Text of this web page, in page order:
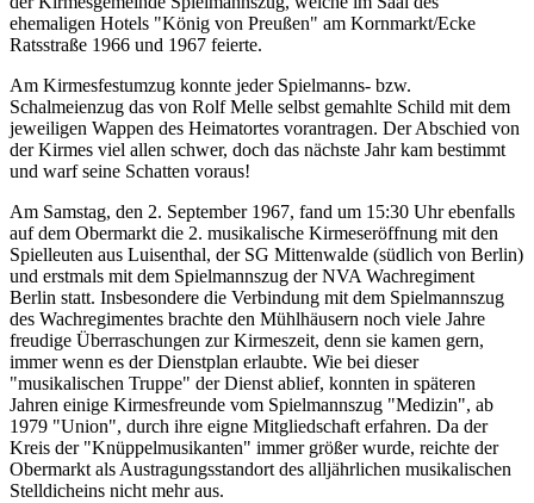
ehemaligen Hotels "König von Preußen" am Kornmarkt/Ecke
Ratsstraße 1966 und 1967 feierte.
Am Kirmesfestumzug konnte jeder Spielmanns- bzw.
Schalmeienzug das von Rolf Melle selbst gemahlte Schild mit dem
jeweiligen Wappen des Heimatortes vorantragen. Der Abschied von
der Kirmes viel allen schwer, doch das nächste Jahr kam bestimmt
und warf seine Schatten voraus!
Am Samstag, den 2. September 1967, fand um 15:30 Uhr ebenfalls
auf dem Obermarkt die 2. musikalische Kirmeseröffnung mit den
Spielleuten aus Luisenthal, der SG Mittenwalde (südlich von Berlin)
und erstmals mit dem Spielmannszug der NVA Wachregiment
Berlin statt. Insbesondere die Verbindung mit dem Spielmannszug
des Wachregimentes brachte den Mühlhäusern noch viele Jahre
freudige Überraschungen zur Kirmeszeit, denn sie kamen gern,
immer wenn es der Dienstplan erlaubte. Wie bei dieser
"musikalischen Truppe" der Dienst ablief, konnten in späteren
Jahren einige Kirmesfreunde vom Spielmannszug "Medizin", ab
1979 "Union", durch ihre eigne Mitgliedschaft erfahren. Da der
Kreis der "Knüppelmusikanten" immer größer wurde, reichte der
Obermarkt als Austragungsstandort des alljährlichen musikalischen
Stelldicheins nicht mehr aus.